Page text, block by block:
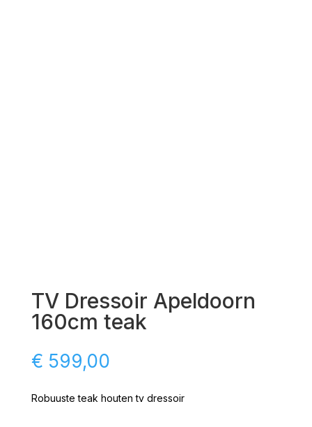
TV Dressoir Apeldoorn
160cm teak
€ 599,00
Robuuste teak houten tv dressoir